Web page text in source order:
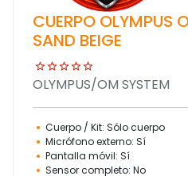
CUERPO OLYMPUS
SAND BEIGE
OLYMPUS/OM SYSTEM
Cuerpo / Kit: Sólo cuerpo
Micrófono externo: Sí
Pantalla móvil: Sí
Sensor completo: No